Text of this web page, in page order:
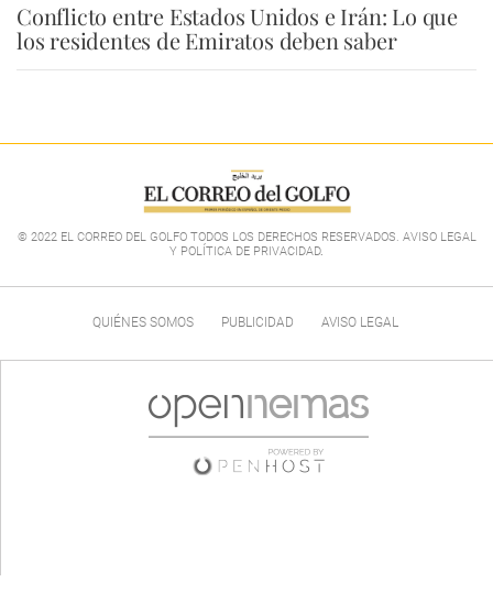
Conflicto entre Estados Unidos e Irán: Lo que
los residentes de Emiratos deben saber
© 2022 EL CORREO DEL GOLFO TODOS LOS DERECHOS RESERVADOS. AVISO LEGAL
Y POLÍTICA DE PRIVACIDAD.
QUIÉNES SOMOS PUBLICIDAD AVISO LEGAL